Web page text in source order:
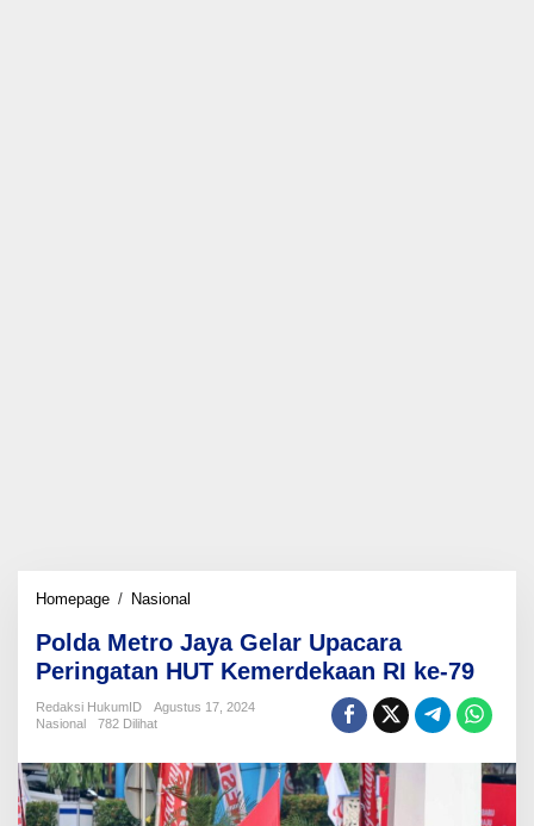
Homepage / Nasional
Jaya
Gelar
Upacara
Peringatan
RI
ke-
79
Polda Metro Jaya Gelar Upacara
Peringatan HUT Kemerdekaan RI ke-79
Redaksi HukumID
Agustus 17, 2024
Nasional
782 Dilihat